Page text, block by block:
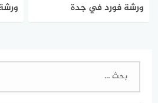
ورشة فورد في جدة